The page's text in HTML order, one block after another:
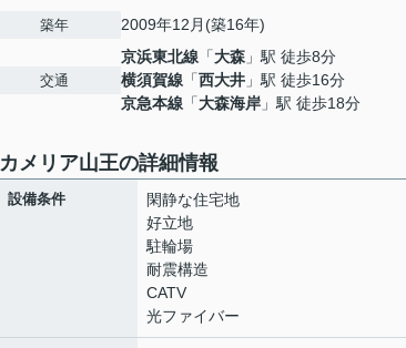
築年 2009年12月(築16年)
交通
京浜東北線 「大森 」駅 徒歩8分
横須賀線 「西大井 」駅 徒歩16分
京急本線 「大森海岸 」駅 徒歩18分
カメリア山王の詳細情報
設備条件
閑静な住宅地
好立地
駐輪場
耐震構造
CATV
光ファイバー